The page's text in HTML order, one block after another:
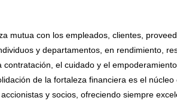
mutua con los empleados, clientes,
y departamentos, en rendimiento,
contratación, el cuidado y el
de la fortaleza financiera es el
y socios, ofreciendo siempre